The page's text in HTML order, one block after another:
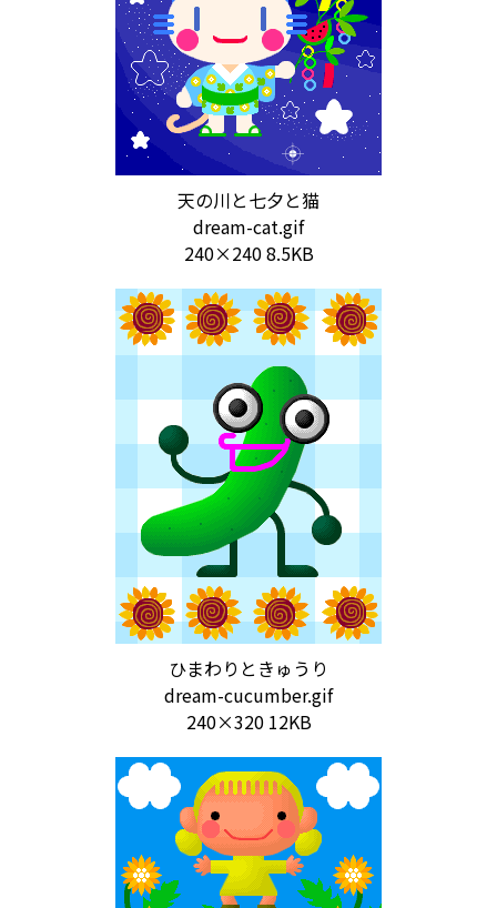
天の川と七夕と猫
dream-cat.gif
240×240 8.5KB
ひまわりときゅうり
dream-cucumber.gif
240×320 12KB